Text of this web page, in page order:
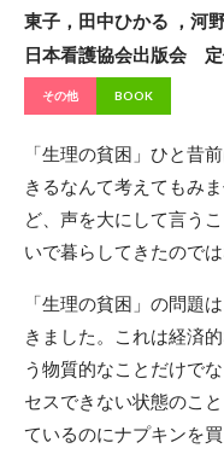
東子，田中ひかる ，河
日本看護協会出版会
その他 BOOK
「生理の貧困」ひと昔
きるなんて考えてもみ
ど、声を大にして言う
いで暮らしてきたのでは
「生理の貧困」の問題
きました。これは経済
う物質的なことだけで
セスできない状態のこ
ているのにナプキンを